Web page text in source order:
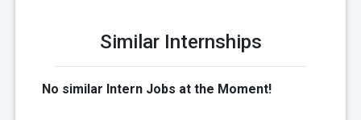
Similar Internships
No similar Intern Jobs at the Moment!